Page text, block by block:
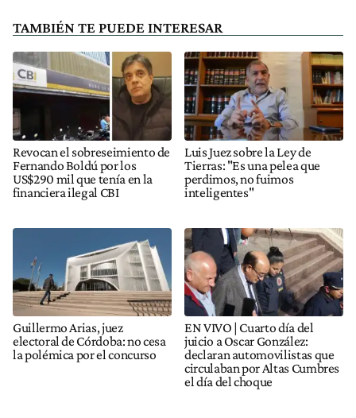
TAMBIÉN TE PUEDE INTERESAR
Revocan el sobreseimiento de
Fernando Boldú por los
US$290 mil que tenía en la
financiera ilegal CBI
Luis Juez sobre la Ley de
Tierras: "Es una pelea que
perdimos, no fuimos
inteligentes"
Guillermo Arias, juez
electoral de Córdoba: no cesa
la polémica por el concurso
EN VIVO | Cuarto día del
juicio a Oscar González:
declaran automovilistas que
circulaban por Altas Cumbres
el día del choque